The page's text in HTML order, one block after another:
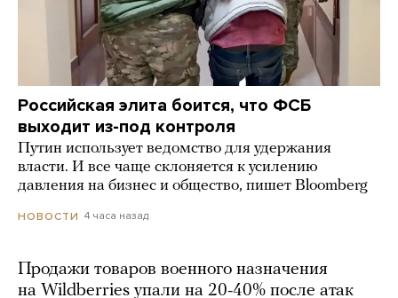
Российская элита боится, что ФСБ
выходит из-под контроля
Путин использует ведомство для удержания
власти. И все чаще склоняется к усилению
давления на бизнес и общество, пишет Bloomberg
НОВОСТИ 4 часа назад
Продажи товаров военного назначения
на Wildberries упали на 20-40% после атак